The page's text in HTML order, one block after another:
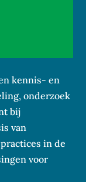
kennis- en
onderzoek
bij
van
in de
voor